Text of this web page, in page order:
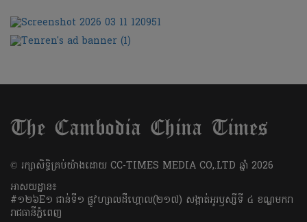
​© រក្សា​សិទ្ធិ​គ្រប់​យ៉ាង​ដោយ​ CC-TIMES MEDIA CO,.LTD ឆ្នាំ​ 2026
អាសយដ្ឋាន៖
#១២៦E១ ជាន់ទី១ ផ្លូវហ្សាលដឺហ្គោល(២១៧) សង្កាត់អូរឫស្សីទី ៤ ខណ្ឌមករា
រាជធានីភ្នំពេញ